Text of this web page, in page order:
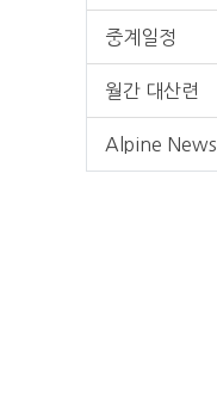
중계일정
월간 대산련
Alpine News